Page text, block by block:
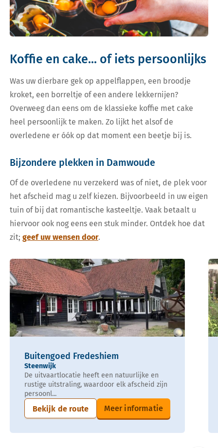
Koffie en cake... of iets persoonlijks
Was uw dierbare gek op appelflappen, een broodje
kroket, een borreltje of een andere lekkernijen?
Overweeg dan eens om de klassieke koffie met cake
heel persoonlijk te maken. Zo lijkt het alsof de
overledene er óók op dat moment een beetje bij is.
Bijzondere plekken in Damwoude
Of de overledene nu verzekerd was of niet, de plek voor
het afscheid mag u zelf kiezen. Bijvoorbeeld in uw eigen
tuin of bij dat romantische kasteeltje. Vaak betaalt u
hiervoor ook nog eens een stuk minder. Ontdek hoe dat
zit; geef uw wensen door.
Buitengoed Fredeshiem
Steenwijk
De uitvaartlocatie heeft een natuurlijke en
rustige uitstraling, waardoor elk afscheid zijn
persoonl...
Bekijk de route Meer informatie